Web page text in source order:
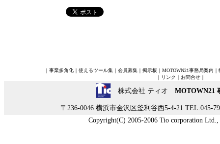
｜ 事業多角化 ｜ 使えるツール集 ｜ 会員募集 ｜ 掲示板 ｜ MOTOWN21事務局案内 ｜
｜ リンク ｜ お問合せ｜
株式会社 ティオ MOTOWN21
〒236-0046 横浜市金沢区釜利谷西5-4-21 TEL:045-
Copyright(C) 2005-2006 Tio corporation